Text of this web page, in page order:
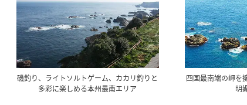
磯釣り、ライトソルトゲーム、カカリ釣りと
多彩に楽しめる本州最南エリア
四国最南端の岬を
明